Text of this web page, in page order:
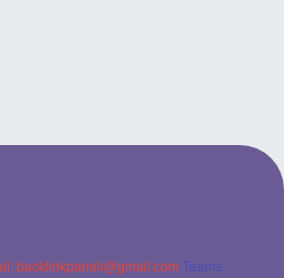
backlinkpaneli@gmail.com Teams: